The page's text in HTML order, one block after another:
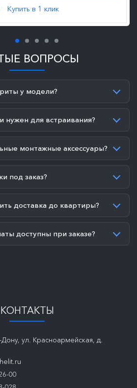
Купить в 1 клик
ВОПРОСЫ
у модели?
нужен для встраивания?
монтажные аксессуары?
под заказ?
доставка до квартиры?
доступны при заказе?
КОНТАКТЫ
Дону, ул. Красноармейская, д.
00